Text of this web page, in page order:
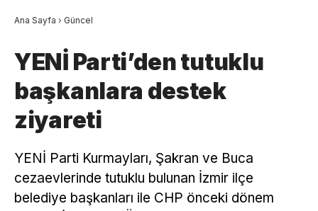
Ana Sayfa › Güncel
YENİ Parti’den tutuklu
başkanlara destek
ziyareti
YENİ Parti Kurmayları, Şakran ve Buca
cezaevlerinde tutuklu bulunan İzmir ilçe
belediye başkanları ile CHP önceki dönem